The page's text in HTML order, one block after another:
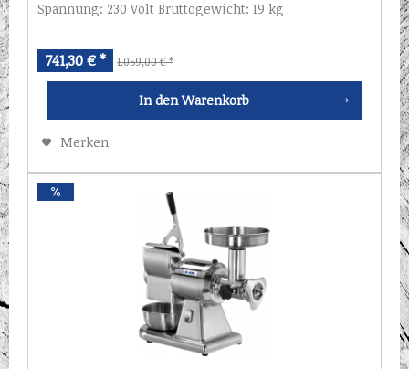
Spannung: 230 Volt Bruttogewicht: 19 kg
741,30 € * 1.059,00 € *
In den Warenkorb
Merken